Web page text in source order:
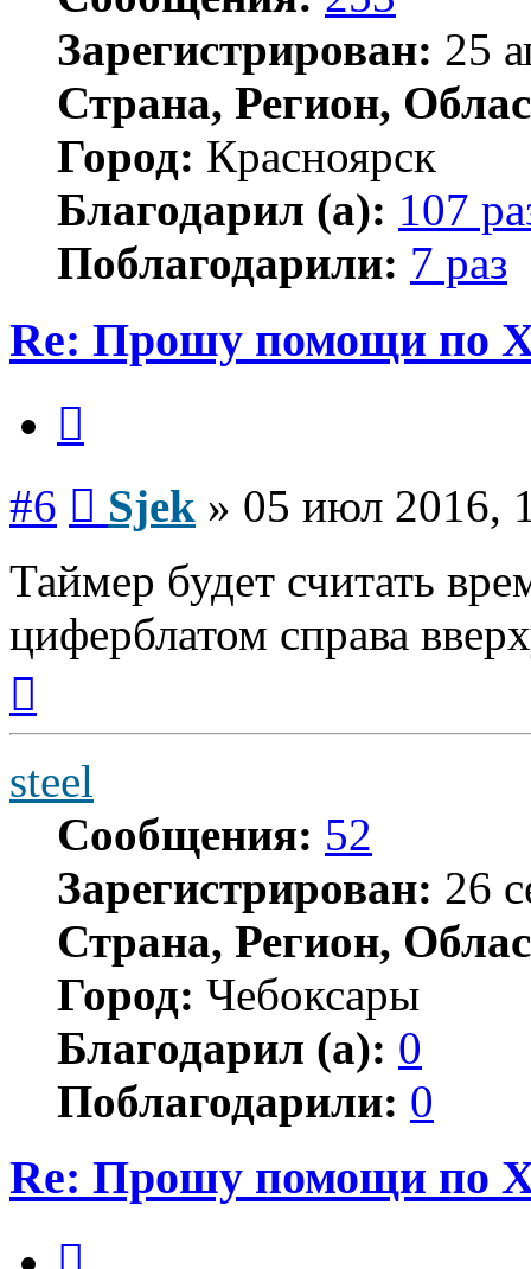
Зарегистрирован: 25
Страна, Регион,
Город: Красноярск
Благодарил (а): 107
Поблагодарили: 7 раз
Re: Прошу помощи по
#6 Sjek » 05 июл 2016,
Таймер будет считать
циферблатом справа
началу
steel
Сообщения: 52
Зарегистрирован: 26
Страна, Регион,
Город: Чебоксары
Благодарил (а): 0
Поблагодарили: 0
Re: Прошу помощи по